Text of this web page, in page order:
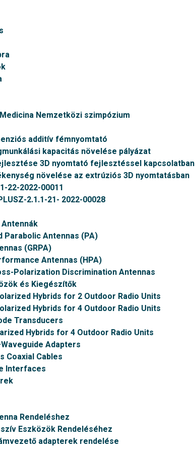
Nemzetközi szimpózium
additív fémnyomtató
kapacitás növelése pályázat
3D nyomtató fejlesztéssel kapcsolatban
növelése az extrúziós 3D nyomtatásban
22-2022-00011
2.1.1-21- 2022-00028
Parabolic Antennas (PA)
(GRPA)
Antennas (HPA)
Polarization Discrimination Antennas
és Kiegészítők
Hybrids for 2 Outdoor Radio Units
Hybrids for 4 Outdoor Radio Units
Transducers
Hybrids for 4 Outdoor Radio Units
Adapters
Coaxial Cables
Interfaces
Rendeléshez
Eszközök Rendeléséhez
adapterek rendelése